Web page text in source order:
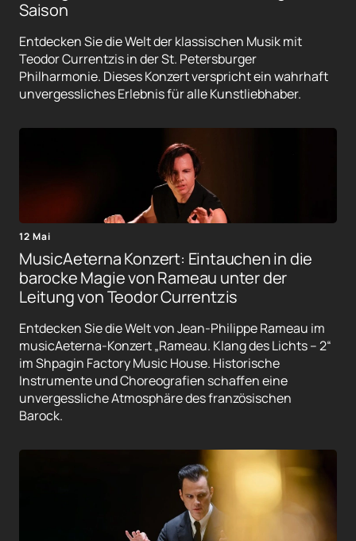
Saison
Entdecken Sie die Welt der klassischen Musik mit
Teodor Currentzis in der St. Petersburger
Philharmonie. Dieses Konzert verspricht ein wahrhaft
unvergessliches Erlebnis für alle Kunstliebhaber.
12 Mai
MusicAeterna Konzert: Eintauchen in die
barocke Magie von Rameau unter der
Leitung von Teodor Currentzis
Entdecken Sie die Welt von Jean-Philippe Rameau im
musicAeterna-Konzert „Rameau. Klang des Lichts – 2“
im Shpagin Factory Music House. Historische
Instrumente und Choreografien schaffen eine
unvergessliche Atmosphäre des französischen
Barock.